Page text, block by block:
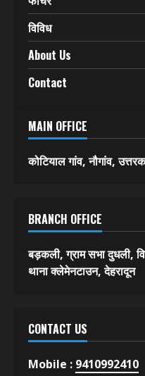
विविध
About Us
Contact
MAIN OFFICE
कोटियाल गांव, नौगांव,
BRANCH OFFICE
बड़कली, ग्राम सभा दुधली,
थाना क्लेमेनटाउन, देहरादून
CONTACT US
Mobile : 9410992410